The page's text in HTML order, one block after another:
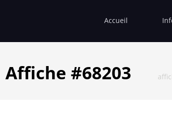
Accueil
Affiche #68203